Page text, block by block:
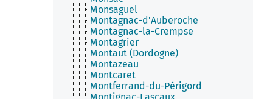
Monsaguel
Montagnac-d'Auberoche
Montagnac-la-Crempse
Montagrier
Montaut (Dordogne)
Montazeau
Montcaret
Montferrand-du-Périgord